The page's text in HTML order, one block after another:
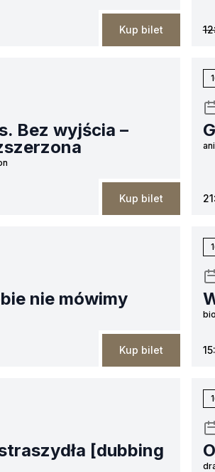
Kup bilet
Bez wyjścia –
Kup bilet
nie mówimy
Kup bilet
[dubbing